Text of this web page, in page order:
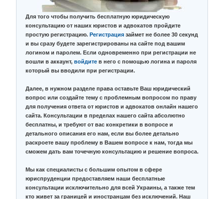
Для того чтобы получить бесплатную юридическую
консультацию от наших юристов и адвокатов пройдите
простую регистрацию. Регистрация займет не более 30 секунд
и вы сразу будете зарегистрированы на сайте под вашим
логином и паролем. Если одновременно при регистрации не
вошли в аккаунт, войдите в него с помощью логина и пароля
который вы вводили при регистрации.
Далее, в нужном разделе права оставьте Ваш юридический
вопрос или создайте тему с проблемным вопросом по праву
для получения ответа от юристов и адвокатов онлайн нашего
сайта. Консультации в пределах нашего сайта абсолютно
бесплатны, и требуют от вас конкретики в вопросе и
детального описания его нам, если вы более детально
раскроете вашу проблему в Вашем вопросе к нам, тогда мы
сможем дать вам точечную консультацию и решение вопроса.
Мы как специалисты с большим опытом в сфере
юриспруденции предоставляем наши бесплатные
консультации исключительно для всей Украины, а также тем
кто живет за границей и иностранцам без исключений. Наш